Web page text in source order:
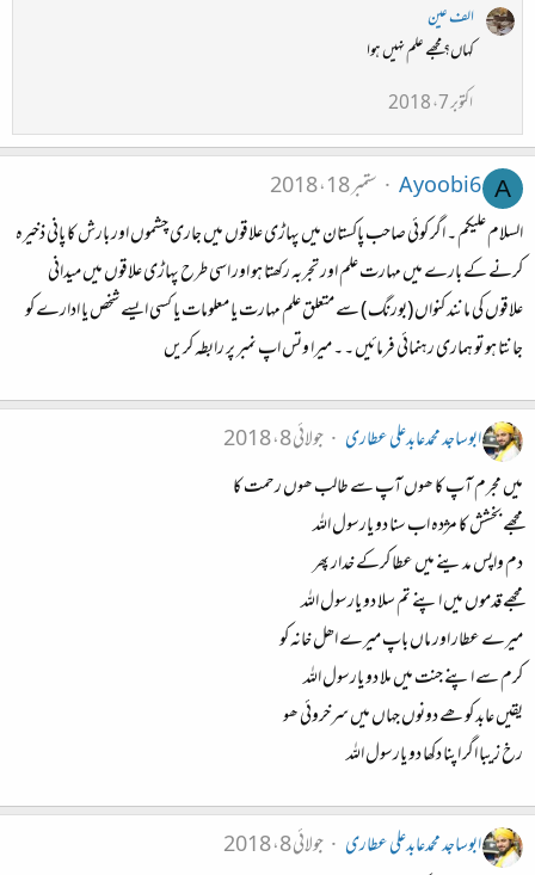
الف عین
کہاں؟ مجھے علم نہیں ہوا
اکتوبر 7، 2018
A
Ayoobi6
ستمبر 18، 2018
السلام عليكم ۔ اگر کوئی صاحب پاکستان میں پہاڑی علاقوں میں جاری چشموں اور بارش کا پانی ذخیرہ
کرنے کے بارے میں مہارت علم اور تجربہ رکھتا ہو اور اسی طرح پہاڑی علاقوں میں میدانی
علاقوں کی مانند کنواں (بورنگ ) سے متعلق علم مہارت یا معلومات یا کسی ایسے شخص یا ادارے کو
جانتا ہو تو ہماری رہنمائی فرمائیں ۔ ۔ میرا وتس اپ نمبر پر رابطہ کریں
ابوساجد محمدعابدعلی عطاری
جولائی 8، 2018
میں مجرم آپ کا ھوں آپ سے طالب ھوں رحمت کا
مجھے بخشش کا مژدہ اب سنا دو یارسول اللہ
دم واپس مدینے میں عطا کرکے خدار پھر
مجھے قدموں میں اپنے تم سلا دو یارسول اللہ
میرے عطار اور ماں باپ میرے اھل خانہ کو
کرم سے اپنے جنت میں ملا دو یارسول اللہ
یقیں عابد کو ھے دونوں جہاں میں سرخروئی ھو
رخ زیبا اگر اپنا دکھا دو یارسول اللہ
ابوساجد محمدعابدعلی عطاری
جولائی 8، 2018